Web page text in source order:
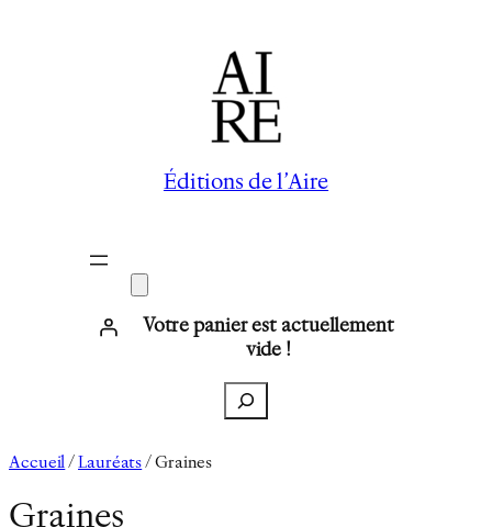
Éditions de l’Aire
Votre panier est actuellement
vide !
Recherche
Accueil /Lauréats / Graines
Graines